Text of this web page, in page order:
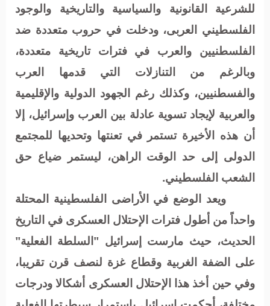
للشرعية القانونية والسياسية والتاريخية والوجود
الفلسطيني العربى، ودخلت في حروب متعددة ضد
الفلسطنيين والعرب في فترات تاريخية متعددة،
وبالرغم من التنازلات التي قدمها العرب
والفسطنيين، وكذلك رغم الجهود الدولية والإقليمية
والعربية لإيجاد تسوية عادلة بين العرب وإسرائيل، إلا
أن هذه الأخيرة تستمر في تعنتها وتحديها للمجتمع
الدولى إلى حد الوقت الراهن، ليستمر ضياع حق
الشعب الفلسطيني.
ويعد الوضع في الأراضى الفلسطينية المحتلة
واحداً من أطول فترات الإحتلال العسكرى في التاريخ
الحديث، حيث مارست إسرائيل "السلطة الفعلية"
على الضفة الغربية وقطاع غزة لنصف قرن تقريبا،
وفي حين أخذ هذا الإحتلال العسكرى أشكالا ودرجات